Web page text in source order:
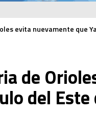
evita nuevamente que
de
del Este